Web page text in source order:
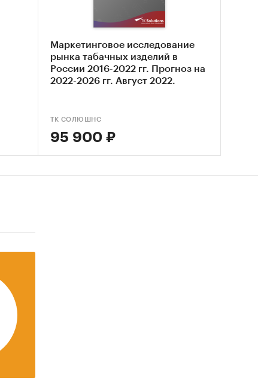
Маркетинговое исследование
рынка табачных изделий в
России 2016-2022 гг. Прогноз на
2022-2026 гг. Август 2022.
ТК СОЛЮШНС
95 900 ₽